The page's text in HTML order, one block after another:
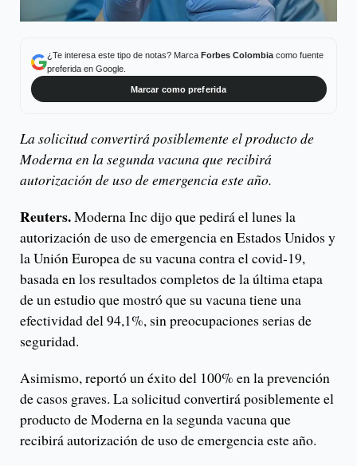
¿Te interesa este tipo de notas? Marca Forbes Colombiacomo fuente
preferida en Google.
Marcar como preferida
La solicitud convertirá posiblemente el producto de
Moderna en la segunda vacuna que recibirá
autorización de uso de emergencia este año.
Reuters.Moderna Inc dijo que pedirá el lunes la
autorización de uso de emergencia en Estados Unidos y
la Unión Europea de su vacuna contra el covid-19,
basada en los resultados completos de la última etapa
de un estudio que mostró que su vacuna tiene una
efectividad del 94,1%, sin preocupaciones serias de
seguridad.
Asimismo, reportó un éxito del 100% en la prevención
de casos graves. La solicitud convertirá posiblemente el
producto de Moderna en la segunda vacuna que
recibirá autorización de uso de emergencia este año.